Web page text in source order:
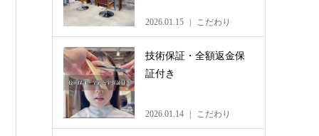
2026.01.15 こだわり
技術保証・全額返金保
証付き
2026.01.14 こだわり